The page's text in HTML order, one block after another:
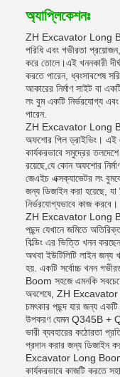
অ্যাপ্লিকেশনঃ
ZH Excavator Long
পরিধি এবং গভীরতা
করে তোলে।এই খননকারী
করতে পারেন, ধ্বংসাবশেষ
আকারের নির্মাণ সাইট বা
লং বুম একটি নির্ভরযোগ্য
পারেন.
ZH Excavator Long
অফশোর পিল ড্রাইভিং। এই
কার্যকরভাবে সমুদ্রের
রয়েছে,যে কোন অফশোর
জেএইচ এক্সক্যাভেটর লং
জন্য ডিজাইন করা হয়েছে, যা
নির্ভরযোগ্যভাবে কাজ করবে।
ZH Excavator Long
পছন্দ যেখানে জমিতে
বিল্ডিং এর ভিত্তি খনন
অথবা ইউটিলিটি লাইন
হয়. একটি সর্বোচ্চ খনন
Boom সহজে এমনকি সবচেয়ে
অবশেষে, ZH Excavator
চমৎকার পছন্দ যার জন্য
উপকরণ যেমন Q345B +
ভারী ব্যবহারের কঠোরতা
প্রদান করার জন্য ডিজাইন
Excavator Long Boom
কার্যকরভাবে কাজটি করতে